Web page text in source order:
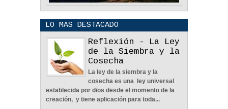
En Busca De La Pareja
Adecuada - Reflexión
2022 0
LO MAS DESTACADO
Reflexión - La Ley
de la Siembra y la
Cosecha
La ley de la siembra y la
cosecha es una ley universal
establecida por dios desde el momento de la
creación, y tiene aplicación para toda...